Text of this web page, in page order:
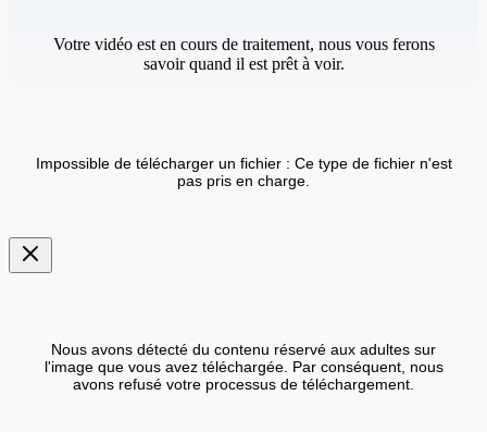
Votre vidéo est en cours de traitement, nous vous ferons
savoir quand il est prêt à voir.
Impossible de télécharger un fichier : Ce type de fichier n'est
pas pris en charge.
Nous avons détecté du contenu réservé aux adultes sur
l'image que vous avez téléchargée. Par conséquent, nous
avons refusé votre processus de téléchargement.